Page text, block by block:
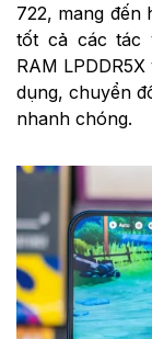
722, mang đến
tốt cả các tác
RAM
dụng, chuyển
nhanh chóng.